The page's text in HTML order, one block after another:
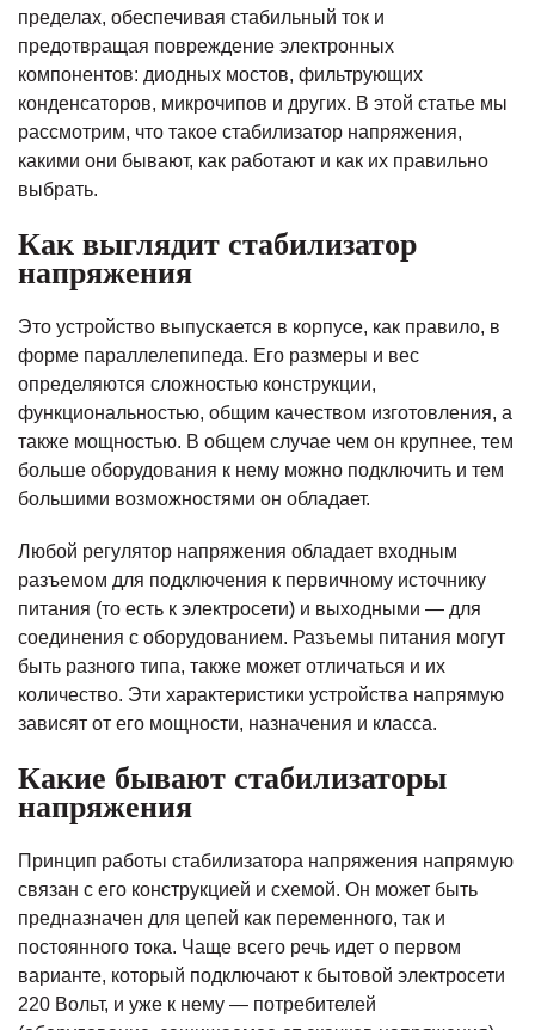
пределах, обеспечивая стабильный ток и
предотвращая повреждение электронных
компонентов: диодных мостов, фильтрующих
конденсаторов, микрочипов и других. В этой статье мы
рассмотрим, что такое стабилизатор напряжения,
какими они бывают, как работают и как их правильно
выбрать.
Как выглядит стабилизатор
напряжения
Это устройство выпускается в корпусе, как правило, в
форме параллелепипеда. Его размеры и вес
определяются сложностью конструкции,
функциональностью, общим качеством изготовления, а
также мощностью. В общем случае чем он крупнее, тем
больше оборудования к нему можно подключить и тем
большими возможностями он обладает.
Любой регулятор напряжения обладает входным
разъемом для подключения к первичному источнику
питания (то есть к электросети) и выходными — для
соединения с оборудованием. Разъемы питания могут
быть разного типа, также может отличаться и их
количество. Эти характеристики устройства напрямую
зависят от его мощности, назначения и класса.
Какие бывают стабилизаторы
напряжения
Принцип работы стабилизатора напряжения напрямую
связан с его конструкцией и схемой. Он может быть
предназначен для цепей как переменного, так и
постоянного тока. Чаще всего речь идет о первом
варианте, который подключают к бытовой электросети
220 Вольт, и уже к нему — потребителей